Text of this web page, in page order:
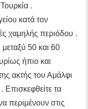
.
κατά τον
χαμηλής περιόδου .
μεταξύ 50 και 60
ήπιο και
ακτής του Αμάλφι
Επισκεφθείτε τα
περιμένουν στις